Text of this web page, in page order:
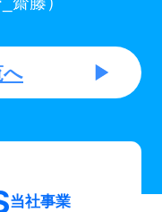
へ
当社事業